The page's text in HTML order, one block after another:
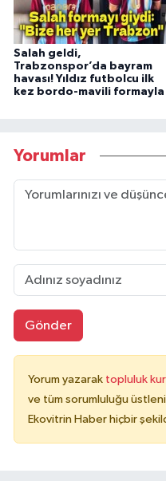
Salah geldi,
Trabzonspor’da bayram
havası! Yıldız futbolcu ilk
kez bordo-mavili formayla
Yorumlar
Gönder
Yorum yazarak topluluk
ve tüm sorumluluğu
Ekovitrin Haber hiçbir